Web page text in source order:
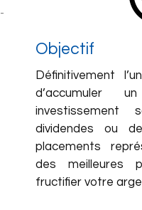
Objectif
Définitivement
d’accumuler
investissement
dividendes ou
placements
des meilleures
fructifier votre